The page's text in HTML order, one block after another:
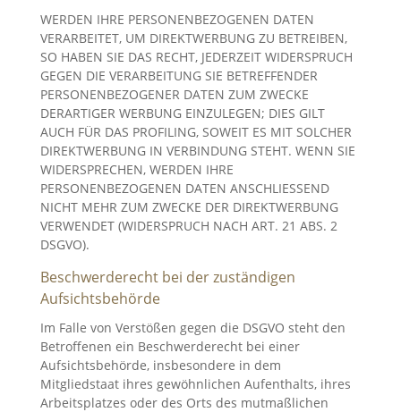
WERDEN IHRE PERSONENBEZOGENEN DATEN
VERARBEITET, UM DIREKTWERBUNG ZU BETREIBEN,
SO HABEN SIE DAS RECHT, JEDERZEIT WIDERSPRUCH
GEGEN DIE VERARBEITUNG SIE BETREFFENDER
PERSONENBEZOGENER DATEN ZUM ZWECKE
DERARTIGER WERBUNG EINZULEGEN; DIES GILT
AUCH FÜR DAS PROFILING, SOWEIT ES MIT SOLCHER
DIREKTWERBUNG IN VERBINDUNG STEHT. WENN SIE
WIDERSPRECHEN, WERDEN IHRE
PERSONENBEZOGENEN DATEN ANSCHLIESSEND
NICHT MEHR ZUM ZWECKE DER DIREKTWERBUNG
VERWENDET (WIDERSPRUCH NACH ART. 21 ABS. 2
DSGVO).
Beschwerde­recht bei der zuständigen
Aufsichts­behörde
Im Falle von Verstößen gegen die DSGVO steht den
Betroffenen ein Beschwerderecht bei einer
Aufsichtsbehörde, insbesondere in dem
Mitgliedstaat ihres gewöhnlichen Aufenthalts, ihres
Arbeitsplatzes oder des Orts des mutmaßlichen